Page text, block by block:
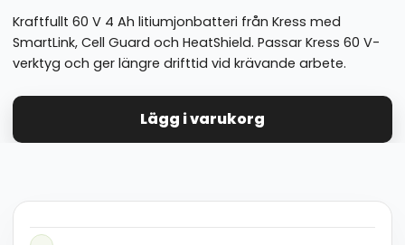
Kraftfullt 60 V 4 Ah litiumjonbatteri från Kress med
SmartLink, Cell Guard och HeatShield. Passar Kress 60 V-
verktyg och ger längre drifttid vid krävande arbete.
Lägg i varukorg